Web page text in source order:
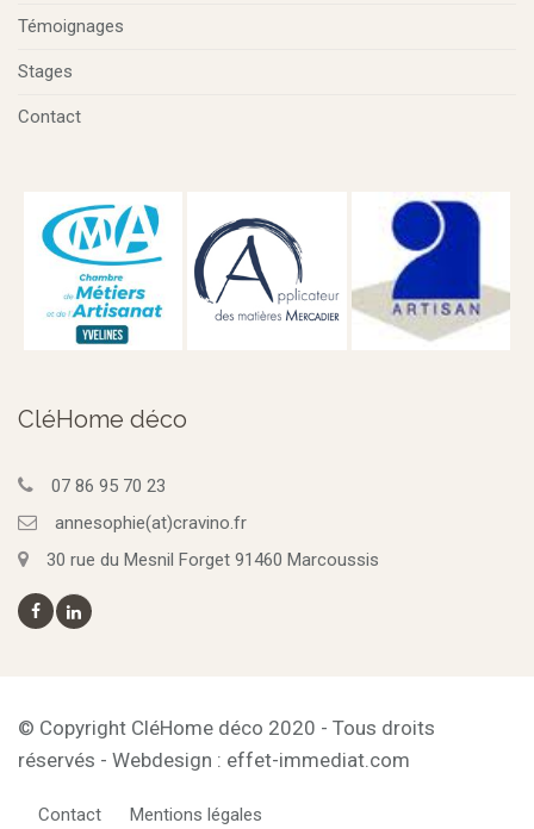
Témoignages
Stages
Contact
CléHome déco
07 86 95 70 23
annesophie(at)cravino.fr
30 rue du Mesnil Forget 91460 Marcoussis
© Copyright CléHome déco 2020 - Tous droits
réservés - Webdesign : effet-immediat.com
Contact Mentions légales